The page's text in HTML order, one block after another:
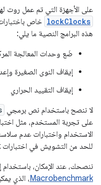
على الأجهزة التي تم عمل روت
lockClocks خاص
هذه البرامج النصية ما يلي:
ضَع وحدات المعالجة
إيقاف النوى الصغيرة
إيقاف التقييد الحراري
لا ننصح باستخدام نص برمجي
على تجربة المستخدم، مثل
الاستخدام واختبارات عدم
للحد من التشويش في اختبارات Microbenchmark.
ننصحك، عند الإمكان، باستخدام
Macrobenchmark، الذي